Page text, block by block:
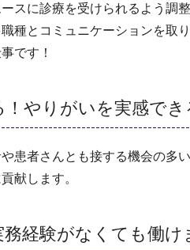
スに診療を受けられるよう調整
種とコミュニケーションを
です！
やりがいを実感でき
患者さんとも接する機会の
献します。
経験がなくても働け